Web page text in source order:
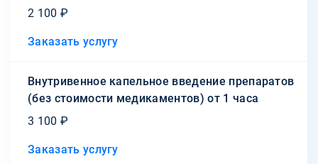
2 100 ₽
Заказать услугу
Внутривенное капельное введение препаратов
(без стоимости медикаментов) от 1 часа
3 100 ₽
Заказать услугу